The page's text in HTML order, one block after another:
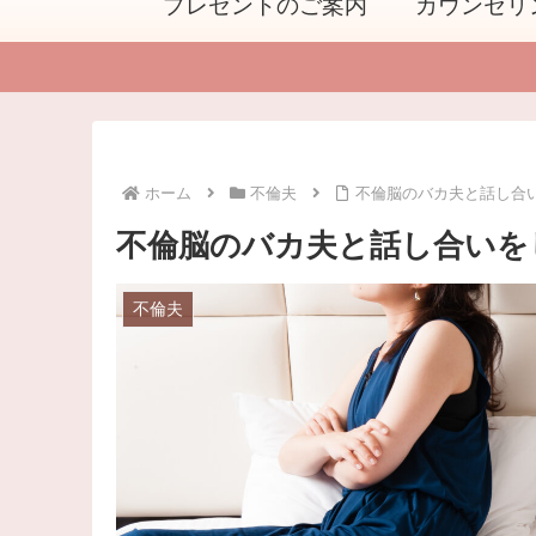
プレゼントのご案内 カウンセリ
ホーム 不倫夫 不倫脳のバカ夫と話し合
不倫脳のバカ夫と話し合い
不倫夫